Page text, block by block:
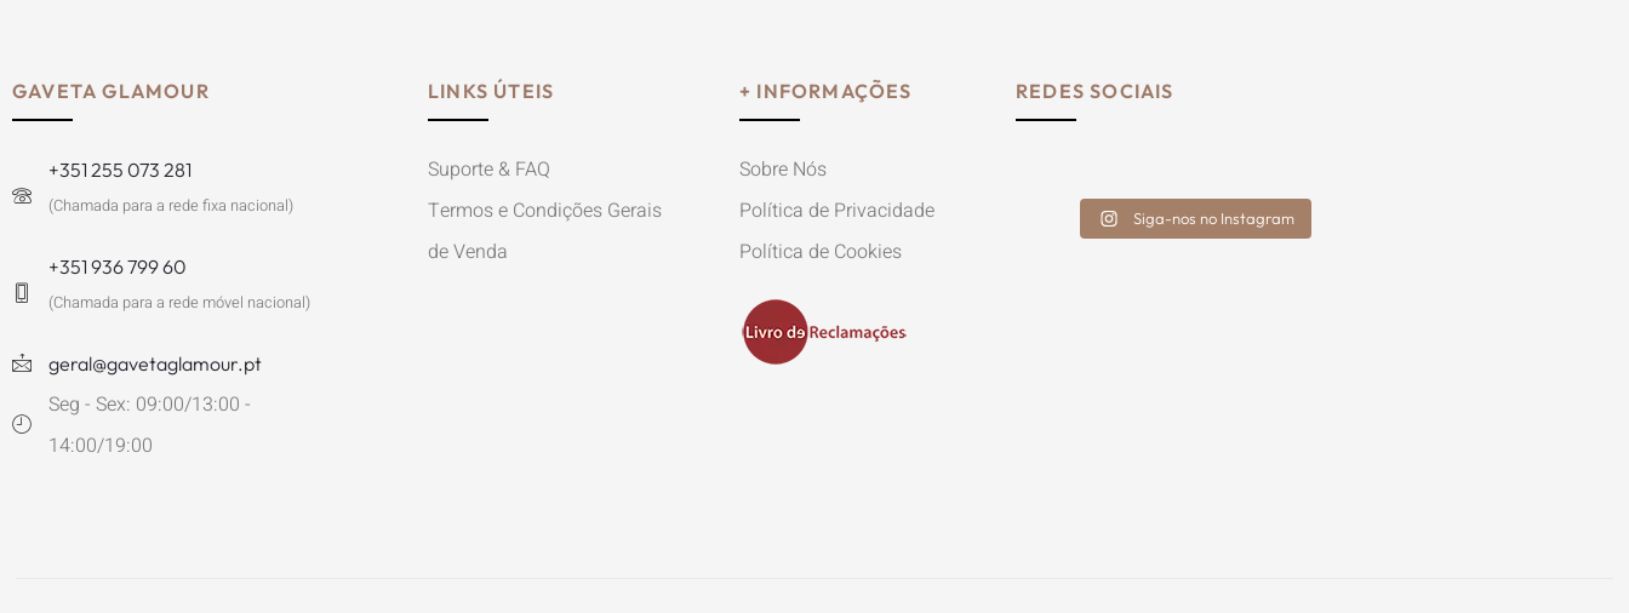
GAVETA GLAMOUR
+351 255 073 281
(Chamada para a rede fixa nacional)
+351 936 799 60
(Chamada para a rede móvel nacional)
geral@gavetaglamour.pt
Seg - Sex: 09:00/13:00 -
14:00/19:00
LINKS ÚTEIS
Suporte & FAQ
Termos e Condições Gerais
de Venda
+ INFORMAÇÕES
Sobre Nós
Política de Privacidade
Política de Cookies
REDES SOCIAIS
Siga-nos no Instagram